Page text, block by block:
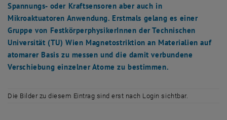
Spannungs- oder Kraftsensoren aber auch in
Mikroaktuatoren Anwendung. Erstmals gelang es einer
Gruppe von FestkörperphysikerInnen der Technischen
Universität (TU) Wien Magnetostriktion an Materialien auf
atomarer Basis zu messen und die damit verbundene
Verschiebung einzelner Atome zu bestimmen.
Die Bilder zu diesem Eintrag sind erst nach Login sichtbar.